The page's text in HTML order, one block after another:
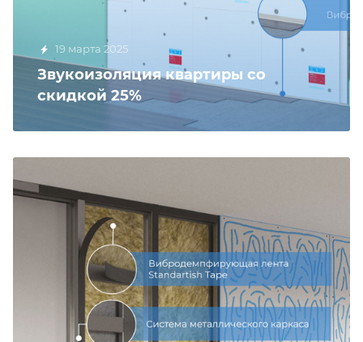
19 марта 2025
Звукоизоляция квартиры со
скидкой 25%